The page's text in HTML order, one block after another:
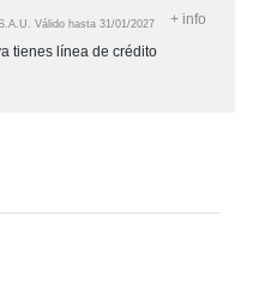
Válido hasta 31/01/2027 + info
tienes línea de crédito